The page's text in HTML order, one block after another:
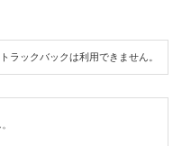
トラックバックは利用できません。